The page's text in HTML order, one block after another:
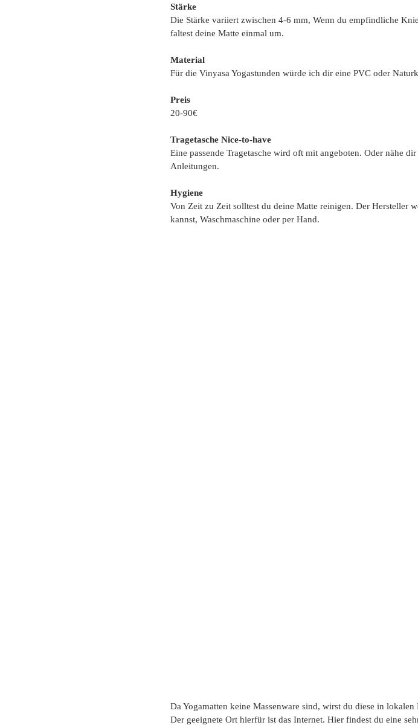
Stärke
Die Stärke variiert zwischen 4-6 mm, Wenn du empfindliche
faltest deine Matte einmal um.
Material
Für die Vinyasa Yogastunden würde ich dir eine PVC oder
Preis
20-90€
Tragetasche Nice-to-have
Eine passende Tragetasche wird oft mit angeboten. Oder nähe
Anleitungen.
Hygiene
Von Zeit zu Zeit solltest du deine Matte reinigen. Der Hersteller
kannst, Waschmaschine oder per Hand.
Da Yogamatten keine Massenware sind, wirst du diese in
Der geeignete Ort hierfür ist das Internet. Hier findest du eine